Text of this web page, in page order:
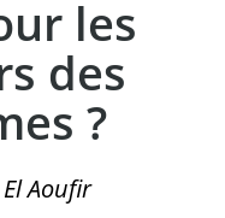
les
des
?
Aoufir